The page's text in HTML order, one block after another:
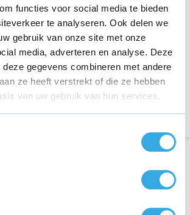
functies voor social media te bieden
te analyseren. Ook delen we
gebruik van onze site met onze
media, adverteren en analyse. Deze
deze gegevens combineren met andere
ze heeft verstrekt of die ze hebben
van uw gebruik van hun services.
€ 24,95